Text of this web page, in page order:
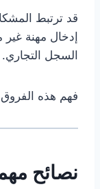
قد ترتبط
إدخال مهنة
السجل التجاري.
فهم هذه الفروق
نصائح